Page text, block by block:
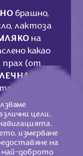
брашно,
лактоза
на
какао
прах (от
масло,
цели,
измерване
на
най-доброто